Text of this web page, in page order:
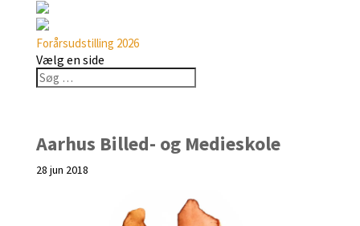
Forårsudstilling 2026
Vælg en side
Aarhus Billed- og Medieskole
28 jun 2018